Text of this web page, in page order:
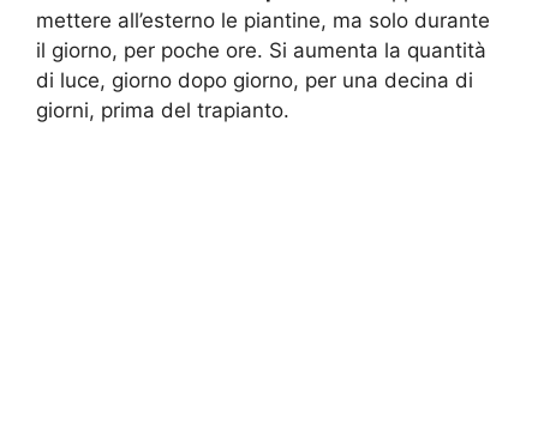
mettere all’esterno le piantine, ma solo durante
il giorno, per poche ore. Si aumenta la quantità
di luce, giorno dopo giorno, per una decina di
giorni, prima del trapianto.